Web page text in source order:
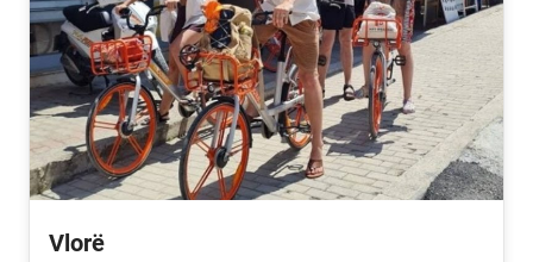
Vlorë